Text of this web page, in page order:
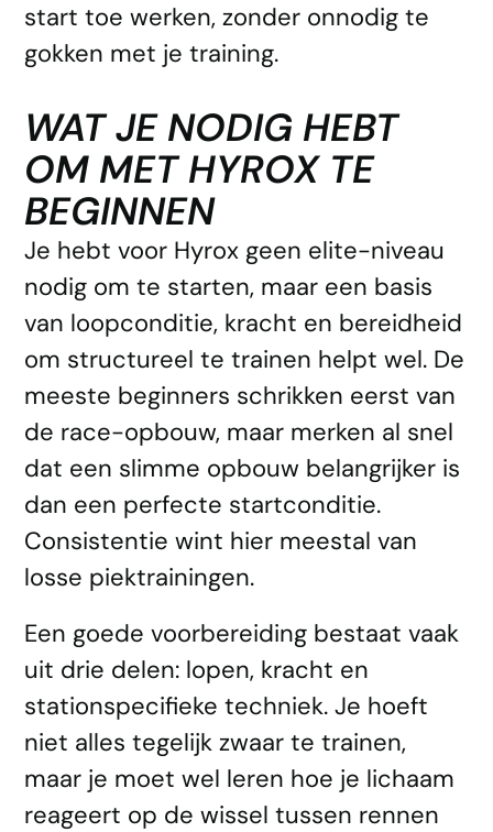
start toe werken, zonder onnodig te
gokken met je training.
WAT JE NODIG HEBT
OM MET HYROX TE
BEGINNEN
Je hebt voor Hyrox geen elite-niveau
nodig om te starten, maar een basis
van loopconditie, kracht en bereidheid
om structureel te trainen helpt wel. De
meeste beginners schrikken eerst van
de race-opbouw, maar merken al snel
dat een slimme opbouw belangrijker is
dan een perfecte startconditie.
Consistentie wint hier meestal van
losse piektrainingen.
Een goede voorbereiding bestaat vaak
uit drie delen: lopen, kracht en
stationspecifieke techniek. Je hoeft
niet alles tegelijk zwaar te trainen,
maar je moet wel leren hoe je lichaam
reageert op de wissel tussen rennen